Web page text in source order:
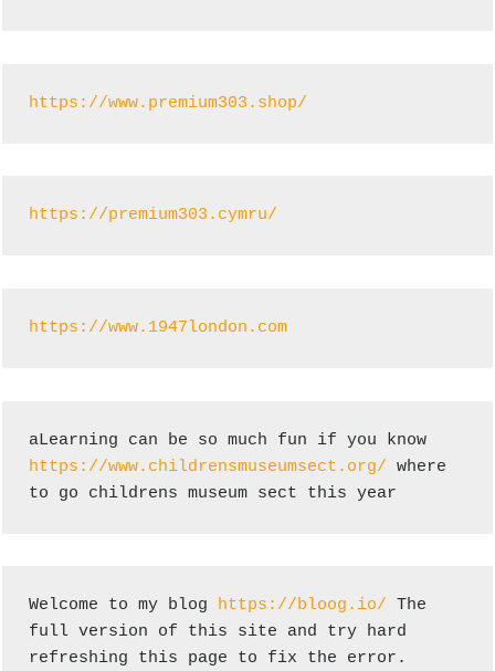
https://www.premium303.shop/
https://premium303.cymru/
https://www.1947london.com
https://www.childrensmuseumsect.org/ where
to go childrens museum sect this year
Welcome to my blog https://bloog.io/ The
full version of this site and try hard
refreshing this page to fix the error.